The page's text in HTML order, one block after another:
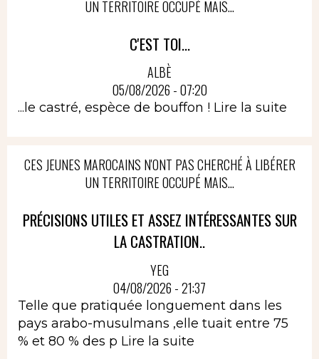
UN TERRITOIRE OCCUPÉ MAIS...
C'EST TOI...
ALBÈ
05/08/2026 - 07:20
...le castré, espèce de bouffon ! Lire la suite
CES JEUNES MAROCAINS N'ONT PAS CHERCHÉ À LIBÉRER
UN TERRITOIRE OCCUPÉ MAIS...
PRÉCISIONS UTILES ET ASSEZ INTÉRESSANTES SUR
LA CASTRATION..
YEG
04/08/2026 - 21:37
Telle que pratiquée longuement dans les
pays arabo-musulmans ,elle tuait entre 75
% et 80 % des p Lire la suite